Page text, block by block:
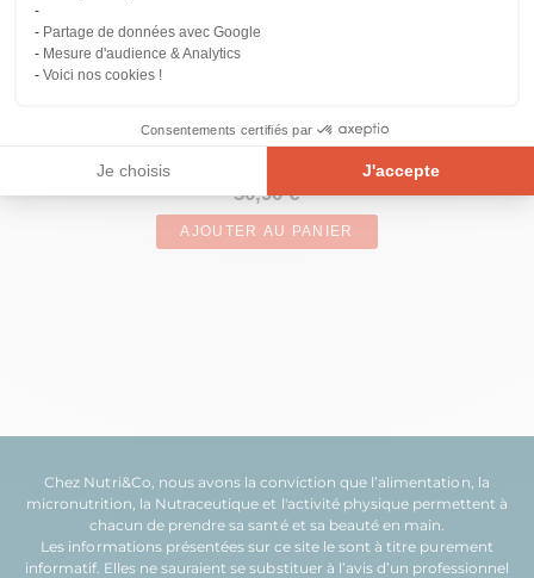
Partage de données avec Google
Mesure d'audience & Analytics
Voici nos cookies !
Consentements certifiés par
Je choisis J'accepte
Plateforme de Gestion du Consentement : Personnalisez vos
Notre plateforme vous permet d'adapter et de gérer vos
COLLAGÈNE MARIN
30,90 €
AJOUTER AU PANIER
Chez Nutri&Co, nous avons la conviction que l’alimentation , la
micronutrition , la Nutraceutique et l'activité physiquepermettent à
chacun de prendre sasantéet sa beautéen main.
Les informations présentées sur ce site le sont à titre purement
informatif. Elles ne sauraient se substituer à l’avis d’un professionnel